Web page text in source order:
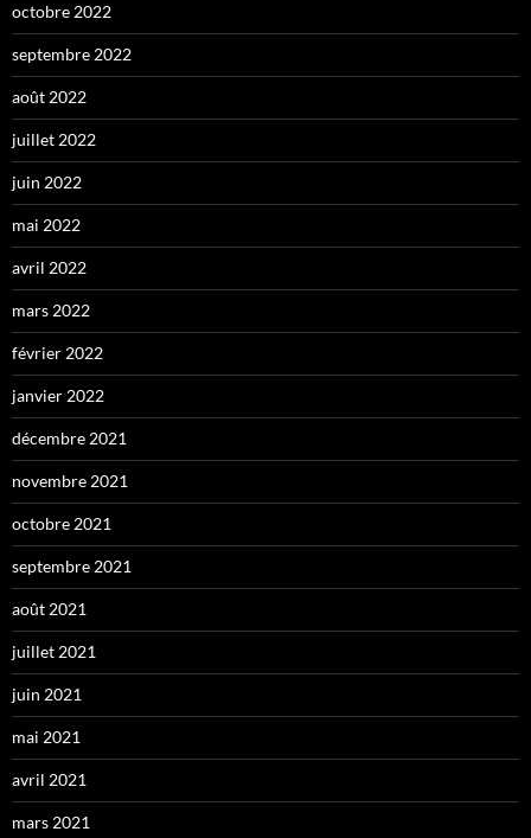
octobre 2022
septembre 2022
août 2022
juillet 2022
juin 2022
mai 2022
avril 2022
mars 2022
février 2022
janvier 2022
décembre 2021
novembre 2021
octobre 2021
septembre 2021
août 2021
juillet 2021
juin 2021
mai 2021
avril 2021
mars 2021